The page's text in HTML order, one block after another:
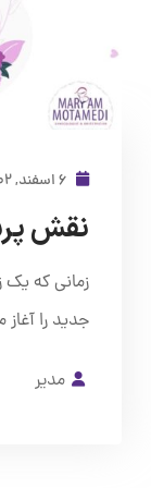
نقش
زمانی که یک
جدید را
مدیر